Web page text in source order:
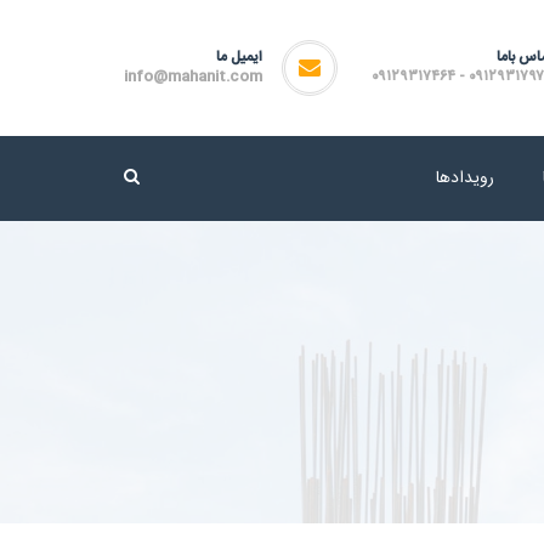
ایمیل ما
info@mahanit.com
باما
- ۰۹۱۲۹۳۱۷۴۶۴
رویدادها